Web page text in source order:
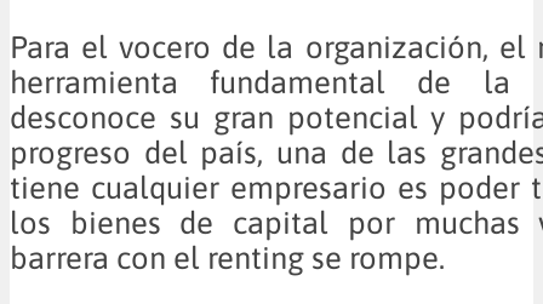
Para el vocero de la organización, el
herramienta fundamental de
desconoce su gran potencial y
progreso del país, una de las
tiene cualquier empresario es poder
los bienes de capital por muchas
barrera con el renting se rompe.